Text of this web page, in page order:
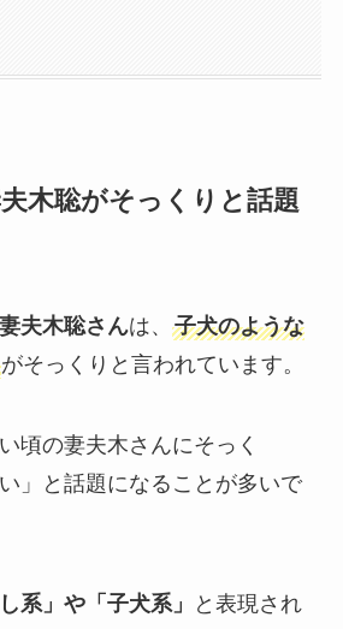
木聡がそっくりと話題
妻夫木聡さんは、 子犬のような
がそっくりと言われています。
頃の妻夫木さんにそっく
」と話題になることが多いで
系」や「子犬系」
と表現され